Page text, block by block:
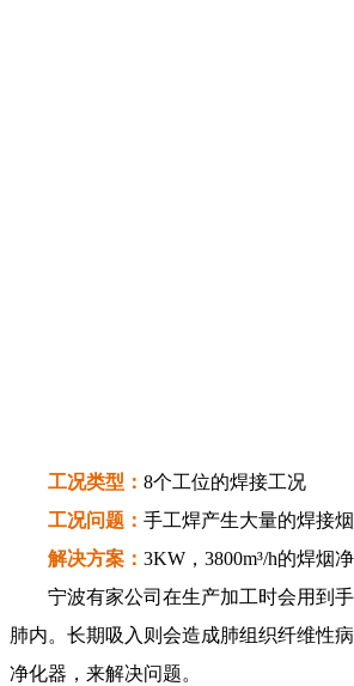
工况类型： 8个工位的焊接工况
工况问题： 手工焊产生大量的焊接
解决方案： 3KW，3800m³/h的焊烟
宁波有家公司在生产加工时会用到手
肺内。长期吸入则会造成肺组织纤维性
净化器，来解决问题。